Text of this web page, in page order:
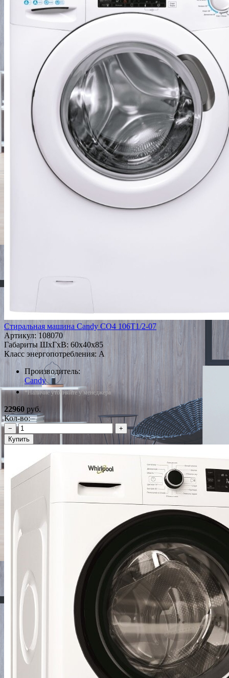
Стиральная машина Candy CO4 106T1/2-07
Артикул: 108070
Габариты ШxГxВ: 60x40x85
Класс энергопотребления: A
Производитель:
Candy
*Наличие уточняйте у менеджера
22960 руб.
Кол-во:
−
+
Купить